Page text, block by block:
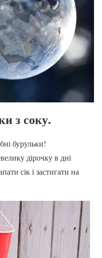
з соку.
бурульки!
дірочку в дні
сік і застигати на